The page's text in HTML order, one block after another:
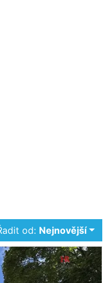
od: Nejnovější